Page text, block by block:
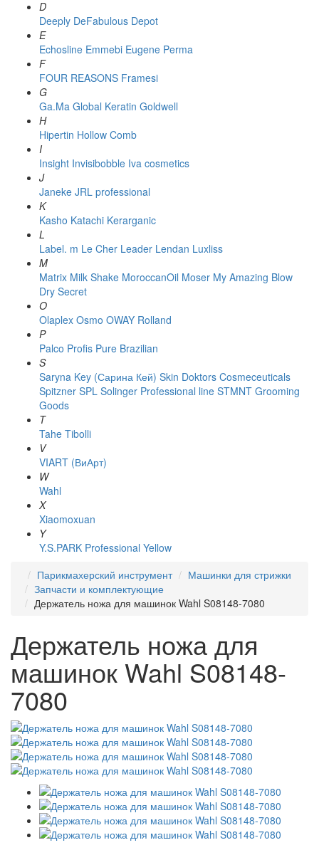
D
Deeply DeFabulous Depot
E
Echosline Emmebi Eugene Perma
F
FOUR REASONS Framesi
G
Ga.Ma Global Keratin Goldwell
H
Hipertin Hollow Comb
I
Insight Invisibobble Iva cosmetics
J
Janeke JRL professional
K
Kasho Katachi Kerarganic
L
Label. m Le Cher Leader Lendan Luxliss
M
Matrix Milk Shake MoroccanOil Moser My Amazing Blow
Dry Secret
O
Olaplex Osmo OWAY Rolland
P
Palco Profis Pure Brazilian
S
Saryna Key (Сарина Кей) Skin Doktors Cosmeceuticals
Spitzner SPL Solinger Professional line STMNT Grooming
Goods
T
Tahe Tibolli
V
VIART (ВиАрт)
W
Wahl
X
Xiaomoxuan
Y
Y.S.PARK Professional Yellow
Парикмахерский инструмент
Машинки для стрижки
Запчасти и комплектующие
Держатель ножа для машинок Wahl S08148-7080
Держатель ножа для
машинок Wahl S08148-
7080